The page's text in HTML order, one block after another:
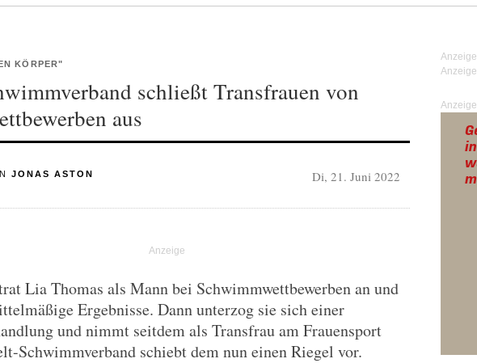
KÖRPER"
schließt Transfrauen von
aus
JONAS ASTON Di, 21. Juni 2022
Lia Thomas als Mann bei Schwimmwettbewerben an und
Ergebnisse. Dann unterzog sie sich einer
und nimmt seitdem als Transfrau am Frauensport
Schwimmverband schiebt dem nun einen Riegel vor.
Anzeige